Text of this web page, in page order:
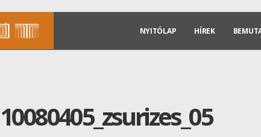
NYITÓLAP HÍREK
10080405_zsurizes_05